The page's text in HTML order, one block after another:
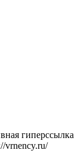
гиперссылка
vrnency.ru/